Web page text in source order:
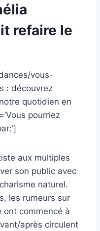
refaire le
vous-
: découvrez
quotidien en
pourriez
aux multiples
son public avec
naturel.
les rumeurs sur
ont commencé à
après circulent